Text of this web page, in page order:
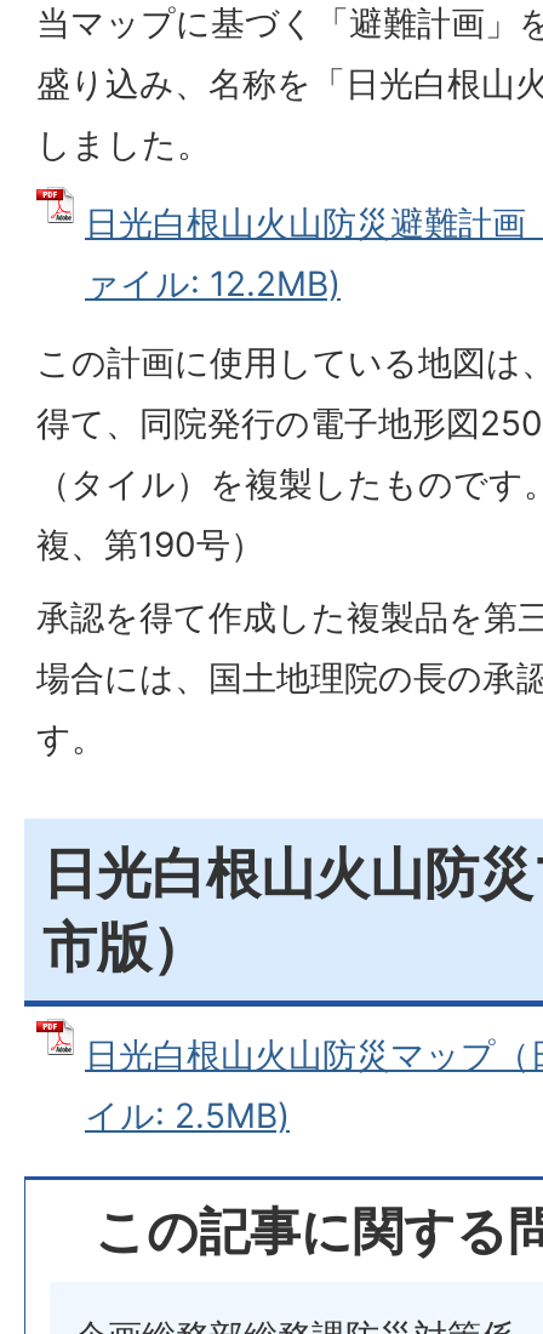
当マップに基づく「避難計画」
盛り込み、名称を「日光白根山
しました。
日光白根山火山防災避難計
ァイル: 12.2MB)
この計画に使用している地図は
得て、同院発行の電子地形図
（タイル）を複製したものです
複、第190号）
承認を得て作成した複製品を第
場合には、国土地理院の長の承
す。
日光白根山火山防
市版）
日光白根山火山防災マップ
イル: 2.5MB)
この記事に関する